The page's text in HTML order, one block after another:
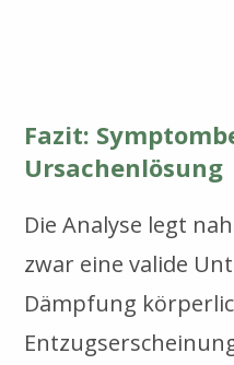
Fazit:
Ursachenlösung
Die Analyse legt
zwar eine valide
Dämpfung